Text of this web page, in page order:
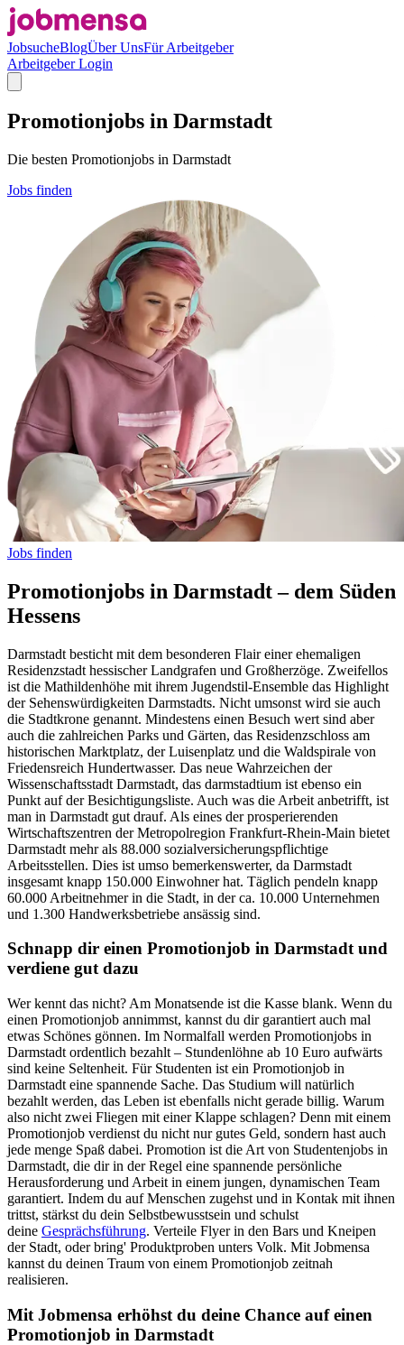
JobsucheBlogÜber UnsFür Arbeitgeber
Arbeitgeber Login
Promotionjobs in Darmstadt
Die besten Promotionjobs in Darmstadt
Jobs finden
Jobs finden
Promotionjobs in Darmstadt – dem Süden
Hessens
Darmstadt besticht mit dem besonderen Flair einer ehemaligen
Residenzstadt hessischer Landgrafen und Großherzöge. Zweifellos
ist die Mathildenhöhe mit ihrem Jugendstil-Ensemble das Highlight
der Sehenswürdigkeiten Darmstadts. Nicht umsonst wird sie auch
die Stadtkrone genannt. Mindestens einen Besuch wert sind aber
auch die zahlreichen Parks und Gärten, das Residenzschloss am
historischen Marktplatz, der Luisenplatz und die Waldspirale von
Friedensreich Hundertwasser. Das neue Wahrzeichen der
Wissenschaftsstadt Darmstadt, das darmstadtium ist ebenso ein
Punkt auf der Besichtigungsliste. Auch was die Arbeit anbetrifft, ist
man in Darmstadt gut drauf. Als eines der prosperierenden
Wirtschaftszentren der Metropolregion Frankfurt-Rhein-Main bietet
Darmstadt mehr als 88.000 sozialversicherungspflichtige
Arbeitsstellen. Dies ist umso bemerkenswerter, da Darmstadt
insgesamt knapp 150.000 Einwohner hat. Täglich pendeln knapp
60.000 Arbeitnehmer in die Stadt, in der ca. 10.000 Unternehmen
und 1.300 Handwerksbetriebe ansässig sind.
Schnapp dir einen Promotionjob in Darmstadt und
verdiene gut dazu
Wer kennt das nicht? Am Monatsende ist die Kasse blank. Wenn du
einen Promotionjob annimmst, kannst du dir garantiert auch mal
etwas Schönes gönnen. Im Normalfall werden Promotionjobs in
Darmstadt ordentlich bezahlt – Stundenlöhne ab 10 Euro aufwärts
sind keine Seltenheit. Für Studenten ist ein Promotionjob in
Darmstadt eine spannende Sache. Das Studium will natürlich
bezahlt werden, das Leben ist ebenfalls nicht gerade billig. Warum
also nicht zwei Fliegen mit einer Klappe schlagen? Denn mit einem
Promotionjob verdienst du nicht nur gutes Geld, sondern hast auch
jede menge Spaß dabei. Promotion ist die Art von Studentenjobs in
Darmstadt, die dir in der Regel eine spannende persönliche
Herausforderung und Arbeit in einem jungen, dynamischen Team
garantiert. Indem du auf Menschen zugehst und in Kontak mit ihnen
trittst, stärkst du dein Selbstbewusstsein und schulst
deine Gesprächsführung. Verteile Flyer in den Bars und Kneipen
der Stadt, oder bring' Produktproben unters Volk. Mit Jobmensa
kannst du deinen Traum von einem Promotionjob zeitnah
realisieren.
Mit Jobmensa erhöhst du deine Chance auf einen
Promotionjob in Darmstadt